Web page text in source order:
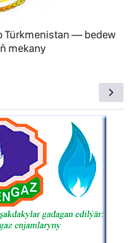
Türkmenistan — bedew
mekany